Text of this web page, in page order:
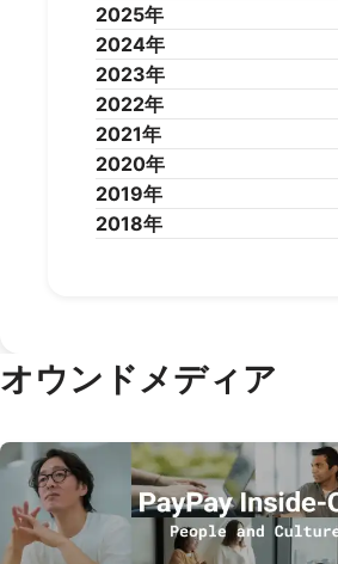
2026年7月 2026年6月
2025年
2025年12月2025年11月
2025年1月
2024年
2024年12月2024年11月
2024年1月
2023年
2023年12月2023年11月
2023年1月
2022年
2022年12月2022年11月
2022年1月
2021年
2021年12月2021年11月
2021年1月
2020年
2020年12月2020年11月
2020年1月
2019年
2019年12月2019年11月
2018年
オウンドメディア